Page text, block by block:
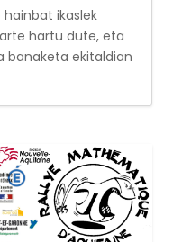
hainbat ikaslek
hartu dute, eta
banaketa ekitaldian